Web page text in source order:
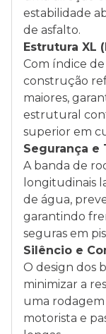
estabilidade
de asfalto.
Estrutura XL
Com índice
construção
maiores,
estrutural
superior em
Segurança e
A banda de
longitudinais
de água,
garantindo
seguras em
Silêncio e
O design dos
minimizar a
uma rodagem
motorista e